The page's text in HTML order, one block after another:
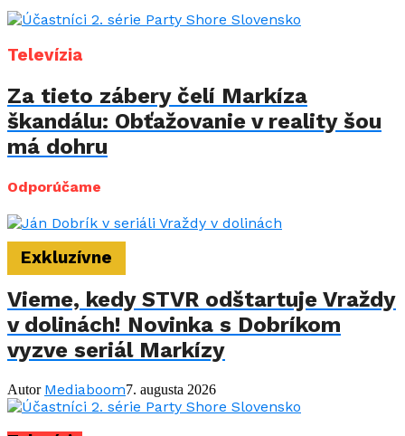
Televízia
Za tieto zábery čelí Markíza
škandálu: Obťažovanie v reality šou
má dohru
Odporúčame
Exkluzívne
Vieme, kedy STVR odštartuje Vraždy
v dolinách! Novinka s Dobríkom
vyzve seriál Markízy
Autor Mediaboom7. augusta 2026